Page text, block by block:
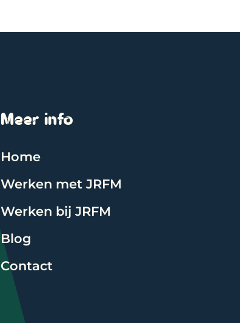
Meer info
Home
Werken met JRFM
Werken bij JRFM
Blog
Contact